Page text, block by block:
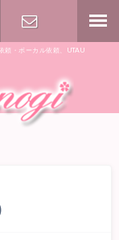
頼・ボーカル依頼、UTAU
気軽に♪